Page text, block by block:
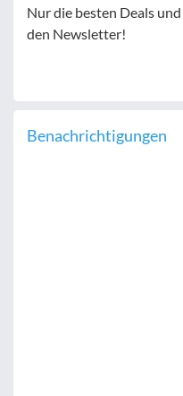
Nur die besten Deals
den Newsletter!
Benachrichtigungen